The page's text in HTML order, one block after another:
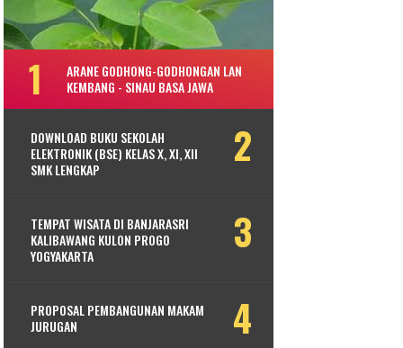
ARANE GODHONG-GODHONGAN LAN
KEMBANG - SINAU BASA JAWA
DOWNLOAD BUKU SEKOLAH
ELEKTRONIK (BSE) KELAS X, XI, XII
SMK LENGKAP
TEMPAT WISATA DI BANJARASRI
KALIBAWANG KULON PROGO
YOGYAKARTA
PROPOSAL PEMBANGUNAN MAKAM
JURUGAN